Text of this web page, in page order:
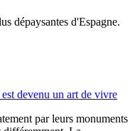
dépaysantes d'Espagne.
devenu un art de vivre
par leurs monuments